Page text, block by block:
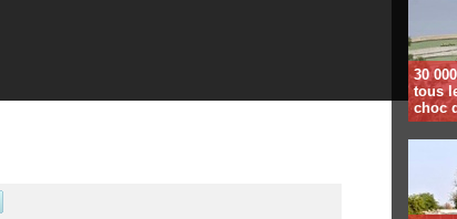
30
tous
choc